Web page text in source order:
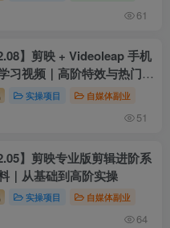
61
】剪映 + Videoleap 手机
习视频｜高阶特效与热门模
实操项目 自媒体副业
51
】剪映专业版剪辑进阶系
｜从基础到高阶实操
实操项目 自媒体副业
64